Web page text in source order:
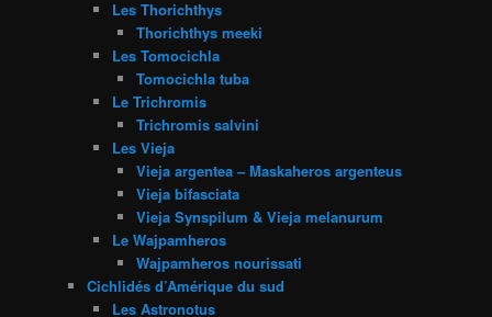
Les Thorichthys
Thorichthys meeki
Les Tomocichla
Tomocichla tuba
Le Trichromis
Trichromis salvini
Les Vieja
Vieja argentea – Maskaheros argenteus
Vieja bifasciata
Vieja Synspilum & Vieja melanurum
Le Wajpamheros
Wajpamheros nourissati
Cichlidés d’Amérique du sud
Les Astronotus